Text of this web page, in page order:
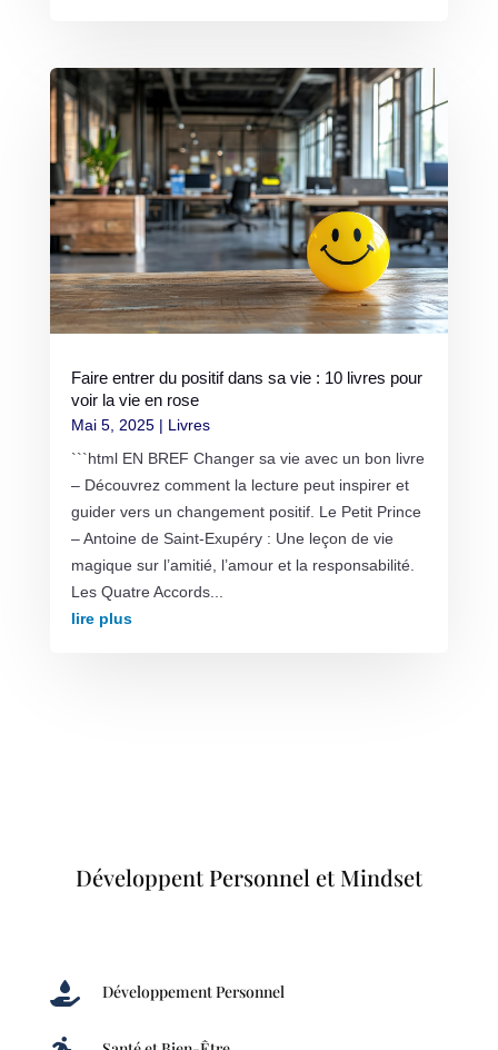
Faire entrer du positif dans sa vie : 10 livres pour
voir la vie en rose
Mai 5, 2025| Livres
```html EN BREF Changer sa vie avec un bon livre
– Découvrez comment la lecture peut inspirer et
guider vers un changement positif. Le Petit Prince
– Antoine de Saint-Exupéry : Une leçon de vie
magique sur l’amitié, l’amour et la responsabilité.
Les Quatre Accords...
lire plus
Développent Personnel et Mindset
 Développement Personnel